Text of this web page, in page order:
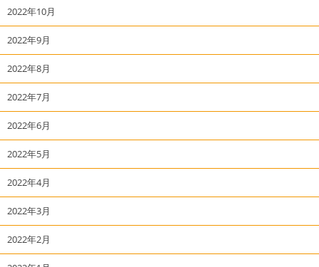
2022年10月
2022年9月
2022年8月
2022年7月
2022年6月
2022年5月
2022年4月
2022年3月
2022年2月